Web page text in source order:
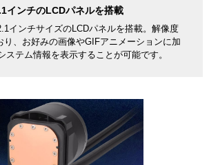
インチのLCDパネルを搭載
インチサイズのLCDパネルを搭載。解像度
り、お好みの画像やGIFアニメーションに加
ステム情報を表示することが可能です。